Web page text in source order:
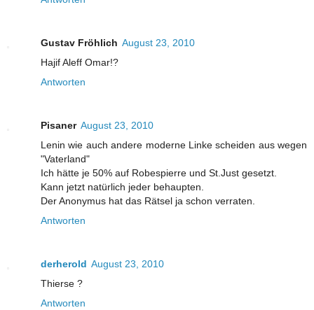
Gustav Fröhlich August 23, 2010
Hajif Aleff Omar!?
Antworten
Pisaner August 23, 2010
Lenin wie auch andere moderne Linke scheiden aus wegen
"Vaterland"
Ich hätte je 50% auf Robespierre und St.Just gesetzt.
Kann jetzt natürlich jeder behaupten.
Der Anonymus hat das Rätsel ja schon verraten.
Antworten
derherold August 23, 2010
Thierse ?
Antworten